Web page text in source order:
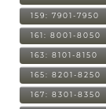
159: 7901-7950
161: 8001-8050
163: 8101-8150
165: 8201-8250
167: 8301-8350